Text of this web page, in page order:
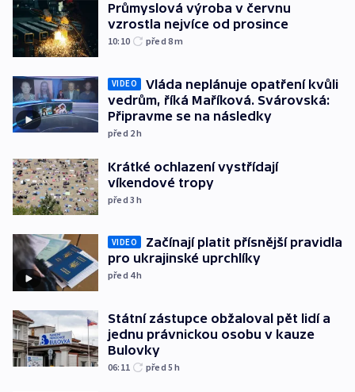
Průmyslová výroba v červnu
vzrostla nejvíce od prosince
10:10 před 8m
VIDEO
Vláda neplánuje opatření kvůli
vedrům, říká Maříková. Svárovská:
Připravme se na následky
před 2h
Krátké ochlazení vystřídají
víkendové tropy
před 3h
VIDEO
Začínají platit přísnější pravidla
pro ukrajinské uprchlíky
před 4h
Státní zástupce obžaloval pět lidí a
jednu právnickou osobu v kauze
Bulovky
06:11 před 5h